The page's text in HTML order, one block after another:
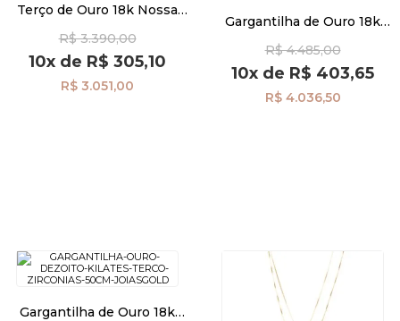
Terço de Ouro 18k Nossa
ga08595
R$ 3.390,00
10x de R$ 305,10
R$ 3.051,00
Gargantilha de Ouro 18k
Diamantes 45cm ga08594
R$ 4.485,00
10x de R$ 403,65
R$ 4.036,50
Gargantilha de Ouro 18k